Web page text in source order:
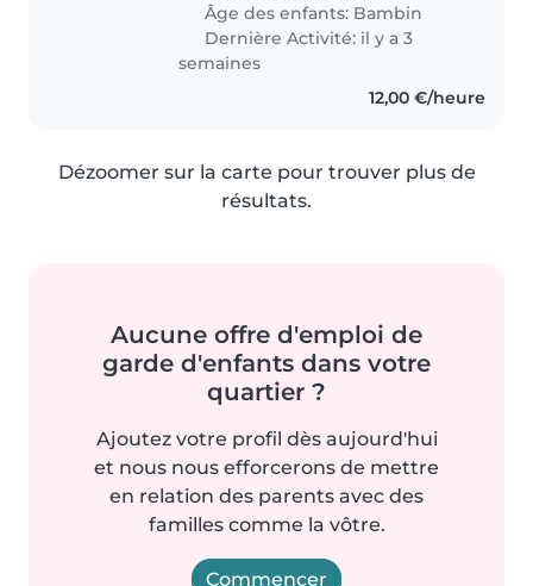
Âge des enfants: Bambin
Dernière Activité: il y a 3
semaines
12,00 €/heure
Dézoomer sur la carte pour trouver plus de
résultats.
Aucune offre d'emploi de
garde d'enfants dans votre
quartier ?
Ajoutez votre profil dès aujourd'hui
et nous nous efforcerons de mettre
en relation des parents avec des
familles comme la vôtre.
Commencer